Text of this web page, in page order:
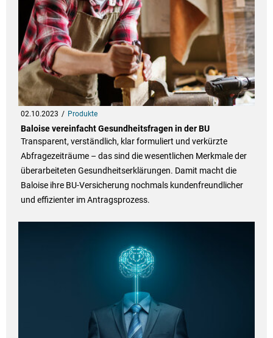
02.10.2023 Produkte
Baloise vereinfacht Gesundheitsfragen in der BU
Transparent, verständlich, klar formuliert und verkürzte
Abfragezeiträume – das sind die wesentlichen Merkmale der
überarbeiteten Gesundheitserklärungen. Damit macht die
Baloise ihre BU-Versicherung nochmals kundenfreundlicher
und effizienter im Antragsprozess.